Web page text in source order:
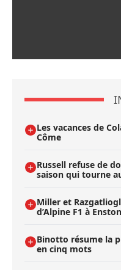
Les vacances de
Côme
Russell refuse de
saison qui tourne
Miller et
d’Alpine F1 à
Binotto résume la
en cinq mots